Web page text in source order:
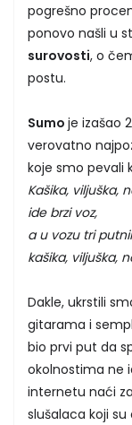
pogrešno
ponovo našli u
surovosti, o
postu.
Sumo je izašao
verovatno
koje smo pevali
Kašika, viljuška,
ide brzi voz,
a u vozu tri
kašika, viljuška,
Dakle, ukrstili
gitarama i
bio prvi put da
okolnostima ne
internetu naći
slušalaca koji